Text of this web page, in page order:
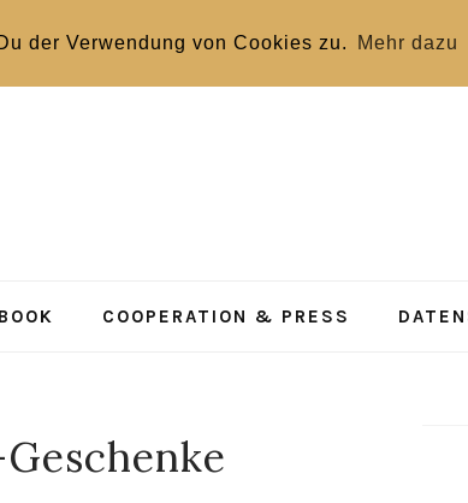
der Verwendung von Cookies zu. Mehr dazu
COOPERATION & PRESS